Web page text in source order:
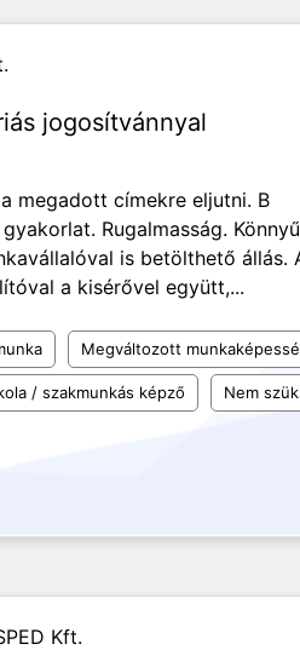
jogosítvánnyal
megadott címekre eljutni. B
Rugalmasság. Könnyű
is betölthető állás.
a kisérővel együtt,...
Megváltozott
/ szakmunkás képző Nem
Kft.